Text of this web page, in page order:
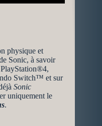
physique et
Sonic, à savoir
Switch™ et sur
Sonic
uniquement le
.